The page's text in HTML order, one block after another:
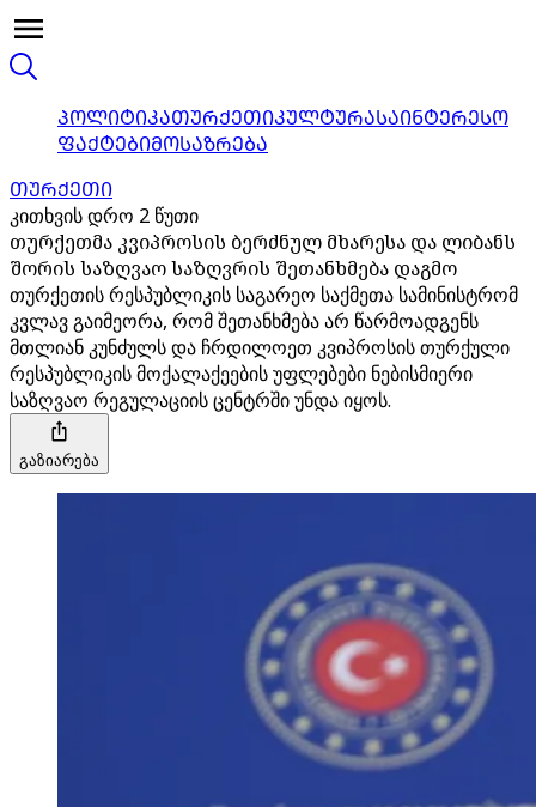
ᲞᲝᲚᲘᲢᲘᲙᲐᲗᲣᲠᲥᲔᲗᲘᲙᲣᲚᲢᲣᲠᲐᲡᲐᲘᲜᲢᲔᲠᲔᲡᲝ
ᲤᲐᲥᲢᲔᲑᲘᲛᲝᲡᲐᲖᲠᲔᲑᲐ
ᲗᲣᲠᲥᲔᲗᲘ
კითხვის დრო 2 წუთი
თურქეთმა კვიპროსის ბერძნულ მხარესა და ლიბანს
შორის საზღვაო საზღვრის შეთანხმება დაგმო
თურქეთის რესპუბლიკის საგარეო საქმეთა სამინისტრომ
კვლავ გაიმეორა, რომ შეთანხმება არ წარმოადგენს
მთლიან კუნძულს და ჩრდილოეთ კვიპროსის თურქული
რესპუბლიკის მოქალაქეების უფლებები ნებისმიერი
საზღვაო რეგულაციის ცენტრში უნდა იყოს.
გაზიარება